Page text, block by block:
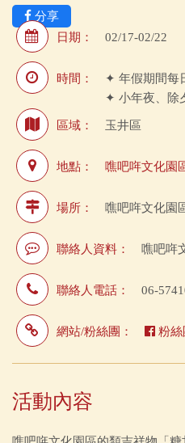
分享
日期：
02/17-02/22
時間：
✦ 年假期間每
✦ 小年夜、除
區域：
玉井區
地點： 噍吧哖文化園
場所： 噍吧哖文化園
聯絡人資料： 噍吧哖
聯絡人電話： 06-
網站/粉絲團： 粉絲
活動內容